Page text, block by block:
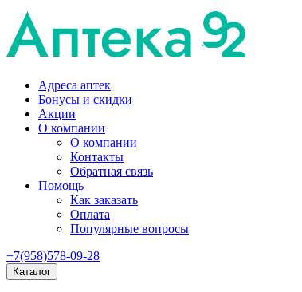
Адреса аптек
Бонусы и скидки
Акции
О компании
О компании
Контакты
Обратная связь
Помощь
Как заказать
Оплата
Популярные вопросы
+7(958)578-09-28
Каталог